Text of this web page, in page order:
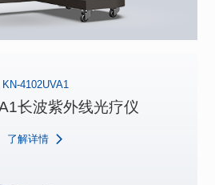
KN-4102UVA1
长波紫外线光疗仪
了解详情